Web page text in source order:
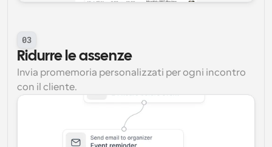
03
Ridurre le assenze
Invia promemoria personalizzati per ogni incontro
con il cliente.